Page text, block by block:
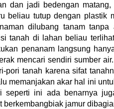
dan jadi bedengan
beliau tutup dengan plastik
dilubang tanam
tanah di lahan beliau
penanam langsung
mencari sendiri sumber
pori tanah karena sifat
memanjakan akar hal ini
seperti ini ada benarnya
berkembangbiak jamur